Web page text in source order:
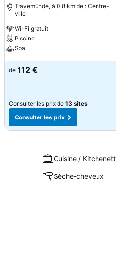
Travemünde, à 0.8 km de : Centre-
ville
Wi-Fi gratuit
Piscine
Spa
Consulter les prix
de 112 €
Consulter les prix de 13 sites
Consulter les prix
Cuisine /
Sèche-cheveux